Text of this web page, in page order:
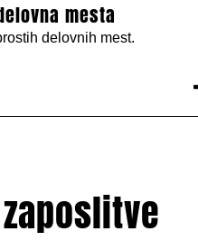
mesta
delovnih mest.